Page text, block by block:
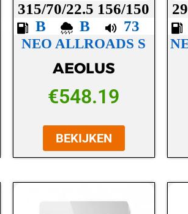
315/70/22.5 156/150
B
B 73
NEO ALLROADS S
AEOLUS
€548.19
BEKIJKEN